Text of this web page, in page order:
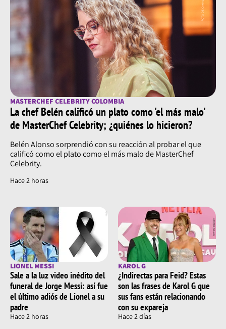
MASTERCHEF CELEBRITY COLOMBIA
La chef Belén calificó un plato como 'el más malo'
de MasterChef Celebrity; ¿quiénes lo hicieron?
Belén Alonso sorprendió con su reacción al probar el que
calificó como el plato como el más malo de MasterChef
Celebrity.
Hace 2 horas
LIONEL MESSI
Sale a la luz video inédito del
funeral de Jorge Messi: así fue
el último adiós de Lionel a su
padre
Hace 2 horas
KAROL G
¿Indirectas para Feid? Estas
son las frases de Karol G que
sus fans están relacionando
con su expareja
Hace 2 días